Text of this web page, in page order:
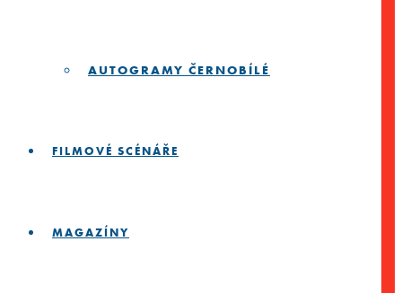
AUTOGRAMY ČERNOBÍLÉ
FILMOVÉ SCÉNÁŘE
MAGAZÍNY